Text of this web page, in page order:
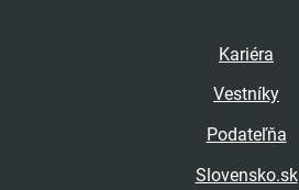
Kariéra
Vestníky
Podateľňa
Slovensko.sk